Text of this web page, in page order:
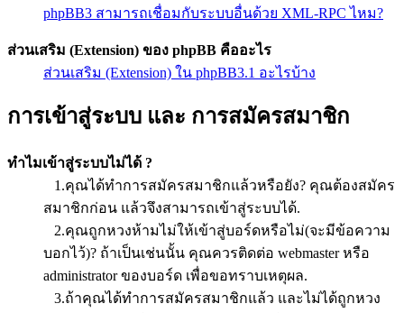
phpBB3 สามารถเชื่อมกับระบบอื่นด้วย XML-RPC ไหม?
ส่วนเสริม (Extension) ของ phpBB คืออะไร
ส่วนเสริม (Extension) ใน phpBB3.1 อะไรบ้าง
การเข้าสู่ระบบ และ การสมัครสมาชิก
ทำไมเข้าสู่ระบบไม่ได้ ?
1.คุณได้ทำการสมัครสมาชิกแล้วหรือยัง? คุณต้องสมัคร
สมาชิกก่อน แล้วจึงสามารถเข้าสู่ระบบได้.
2.คุณถูกหวงห้ามไม่ให้เข้าสู่บอร์ดหรือไม่(จะมีข้อความ
บอกไว้)? ถ้าเป็นเช่นนั้น คุณควรติดต่อ webmaster หรือ
administrator ของบอร์ด เพื่อขอทราบเหตุผล.
3.ถ้าคุณได้ทำการสมัครสมาชิกแล้ว และไม่ได้ถูกหวง